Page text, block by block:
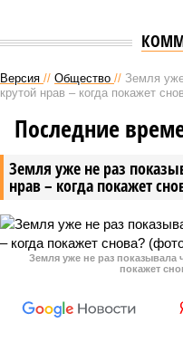
Версия // Общество // Земля
крутой нрав – когда покажет
Земля уже не раз
нрав – когда покажет
Последние
Земля уже не раз показывала
покажет